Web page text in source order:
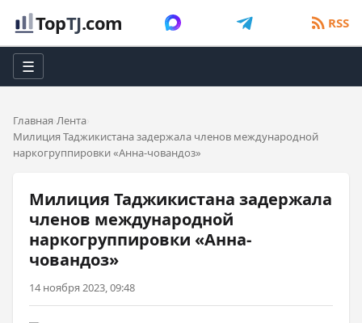
TopTJ.com RSS
☰
Главная Лента
Милиция Таджикистана задержала членов международной
наркогруппировки «Анна-човандоз»
Милиция Таджикистана задержала
членов международной
наркогруппировки «Анна-
човандоз»
14 ноября 2023, 09:48